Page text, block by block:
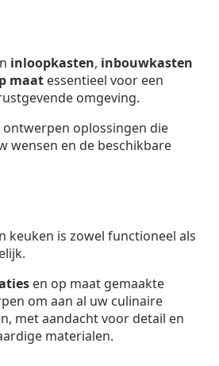
inloopkasten, inbouwkasten
maat essentieel voor een
omgeving.
oplossingen die
wensen en de beschikbare
keuken is zowel functioneel als
en op maat gemaakte
om aan al uw culinaire
met aandacht voor detail en
materialen.